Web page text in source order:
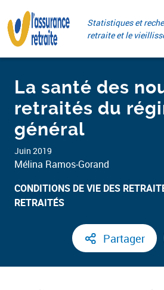
au
contenu
Statistiques et
retraite et le
Juin 2019
La santé des
retraités du
général
Mélina Ramos-Gorand
CONDITIONS DE VIE DES
RETRAITÉS ​
Partager